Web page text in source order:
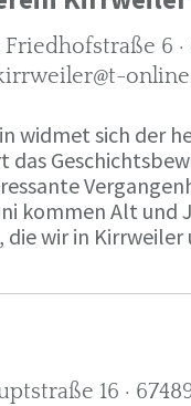
Friedhofstraße 6
widmet sich der
kommen Alt und
die wir in
16 ·